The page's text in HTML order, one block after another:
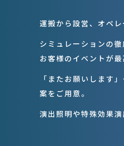
運搬から設営、オペレ
シミュレーションの
お客様のイベントが
「またお願いします
案をご用意。
演出照明や特殊効果